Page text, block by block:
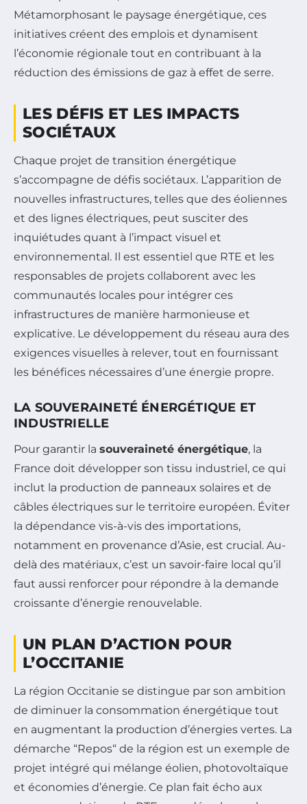
Métamorphosant le paysage énergétique, ces
initiatives créent des emplois et dynamisent
l’économie régionale tout en contribuant à la
réduction des émissions de gaz à effet de serre.
LES DÉFIS ET LES IMPACTS
SOCIÉTAUX
Chaque projet de transition énergétique
s’accompagne de défis sociétaux. L’apparition de
nouvelles infrastructures, telles que des éoliennes
et des lignes électriques, peut susciter des
inquiétudes quant à l’impact visuel et
environnemental. Il est essentiel que RTE et les
responsables de projets collaborent avec les
communautés locales pour intégrer ces
infrastructures de manière harmonieuse et
explicative. Le développement du réseau aura des
exigences visuelles à relever, tout en fournissant
les bénéfices nécessaires d’une énergie propre.
LA SOUVERAINETÉ ÉNERGÉTIQUE ET
INDUSTRIELLE
Pour garantir la souveraineté énergétique, la
France doit développer son tissu industriel, ce qui
inclut la production de panneaux solaires et de
câbles électriques sur le territoire européen. Éviter
la dépendance vis-à-vis des importations,
notamment en provenance d’Asie, est crucial. Au-
delà des matériaux, c’est un savoir-faire local qu’il
faut aussi renforcer pour répondre à la demande
croissante d’énergie renouvelable.
UN PLAN D’ACTION POUR
L’OCCITANIE
La région Occitanie se distingue par son ambition
de diminuer la consommation énergétique tout
en augmentant la production d’énergies vertes. La
démarche “Repos“ de la région est un exemple de
projet intégré qui mélange éolien, photovoltaïque
et économies d’énergie. Ce plan fait écho aux